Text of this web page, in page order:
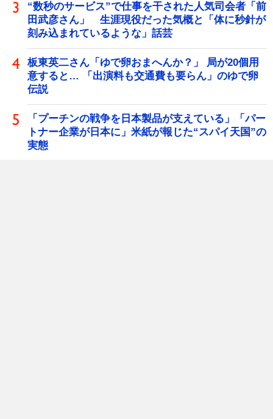
“数秒のサービス”で仕事を干された人気司会者「前
田武彦さん」 生涯現役だった気概と「体に秒針が
刻み込まれているような」話芸
板東英二さん「ゆで卵おまへんか？」 局が20個用
意すると… 「出演料も交通費も要らん」のゆで卵
伝説
「プーチンの戦争を日本製品が支えている」「パー
トナー企業が日本に」米紙が報じた“スパイ天国”の
実態